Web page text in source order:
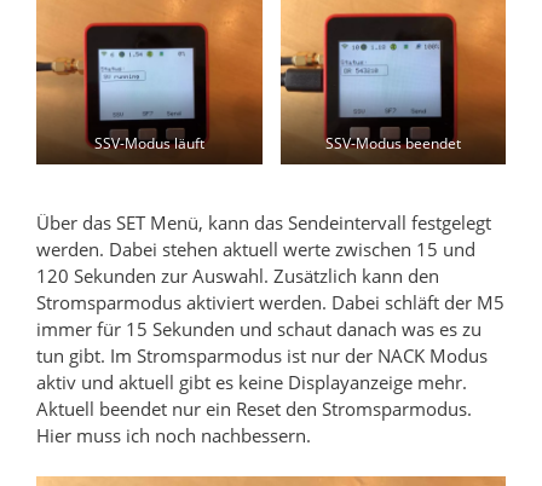
SSV-Modus läuft SSV-Modus beendet
Über das SET Menü, kann das Sendeintervall festgelegt
werden. Dabei stehen aktuell werte zwischen 15 und
120 Sekunden zur Auswahl. Zusätzlich kann den
Stromsparmodus aktiviert werden. Dabei schläft der M5
immer für 15 Sekunden und schaut danach was es zu
tun gibt. Im Stromsparmodus ist nur der NACK Modus
aktiv und aktuell gibt es keine Displayanzeige mehr.
Aktuell beendet nur ein Reset den Stromsparmodus.
Hier muss ich noch nachbessern.